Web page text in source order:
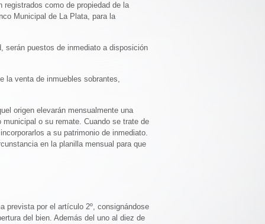
como de propiedad de la
Municipal de La Plata, para la
serán puestos de inmediato a disposición
la venta de inmuebles sobrantes,
origen elevarán mensualmente una
o su remate. Cuando se trate de
a su patrimonio de inmediato.
en la planilla mensual para que
prevista por el artículo 2º, consignándose
del bien. Además del uno al diez de